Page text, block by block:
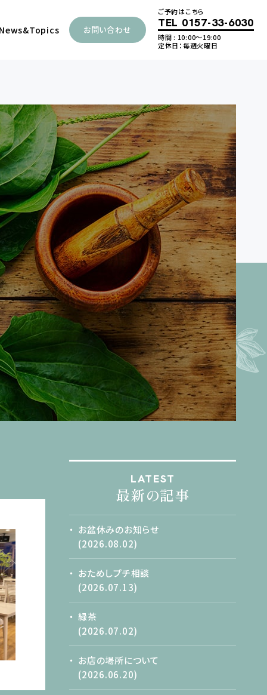
&Topics お問い合わせ
ご予約はこちら
TEL 0157-33-6030
時間 : 10:00～19:00
定休日：毎週火曜日
LATEST
最新の記事
お盆休みのお知らせ
(2026.08.02)
おためしプチ相談
(2026.07.13)
緑茶
(2026.07.02)
お店の場所について
(2026.06.20)